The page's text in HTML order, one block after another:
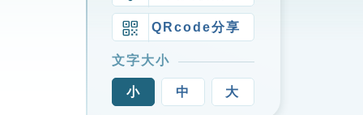
QRcode分享
文字大小
小 中 大